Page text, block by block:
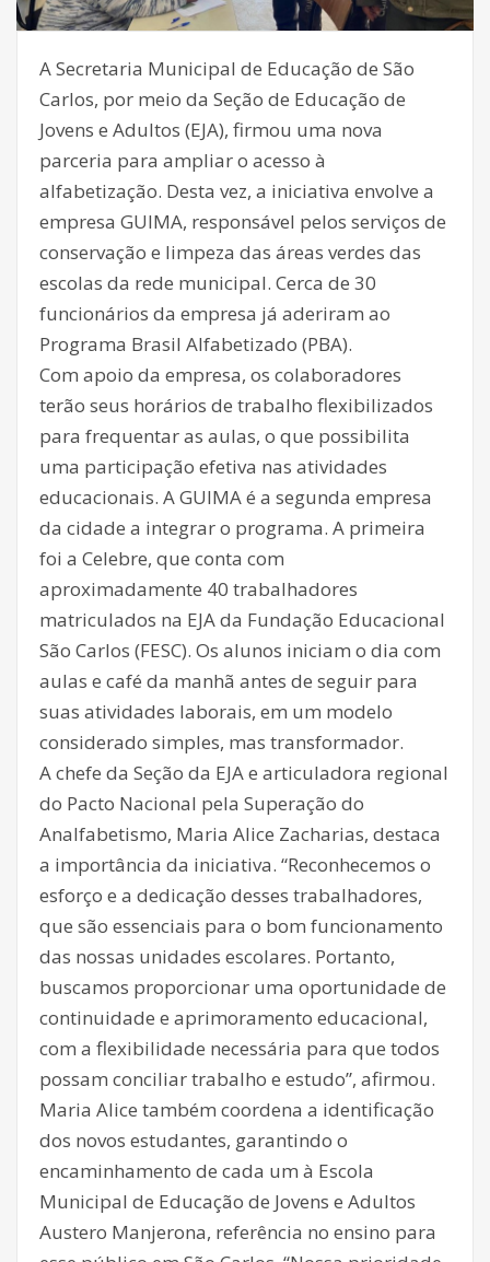
A Secretaria Municipal de Educação de São
Carlos, por meio da Seção de Educação de
Jovens e Adultos (EJA), firmou uma nova
parceria para ampliar o acesso à
alfabetização. Desta vez, a iniciativa envolve a
empresa GUIMA, responsável pelos serviços de
conservação e limpeza das áreas verdes das
escolas da rede municipal. Cerca de 30
funcionários da empresa já aderiram ao
Programa Brasil Alfabetizado (PBA).
Com apoio da empresa, os colaboradores
terão seus horários de trabalho flexibilizados
para frequentar as aulas, o que possibilita
uma participação efetiva nas atividades
educacionais. A GUIMA é a segunda empresa
da cidade a integrar o programa. A primeira
foi a Celebre, que conta com
aproximadamente 40 trabalhadores
matriculados na EJA da Fundação Educacional
São Carlos (FESC). Os alunos iniciam o dia com
aulas e café da manhã antes de seguir para
suas atividades laborais, em um modelo
considerado simples, mas transformador.
A chefe da Seção da EJA e articuladora regional
do Pacto Nacional pela Superação do
Analfabetismo, Maria Alice Zacharias, destaca
a importância da iniciativa. “Reconhecemos o
esforço e a dedicação desses trabalhadores,
que são essenciais para o bom funcionamento
das nossas unidades escolares. Portanto,
buscamos proporcionar uma oportunidade de
continuidade e aprimoramento educacional,
com a flexibilidade necessária para que todos
possam conciliar trabalho e estudo”, afirmou.
Maria Alice também coordena a identificação
dos novos estudantes, garantindo o
encaminhamento de cada um à Escola
Municipal de Educação de Jovens e Adultos
Austero Manjerona, referência no ensino para